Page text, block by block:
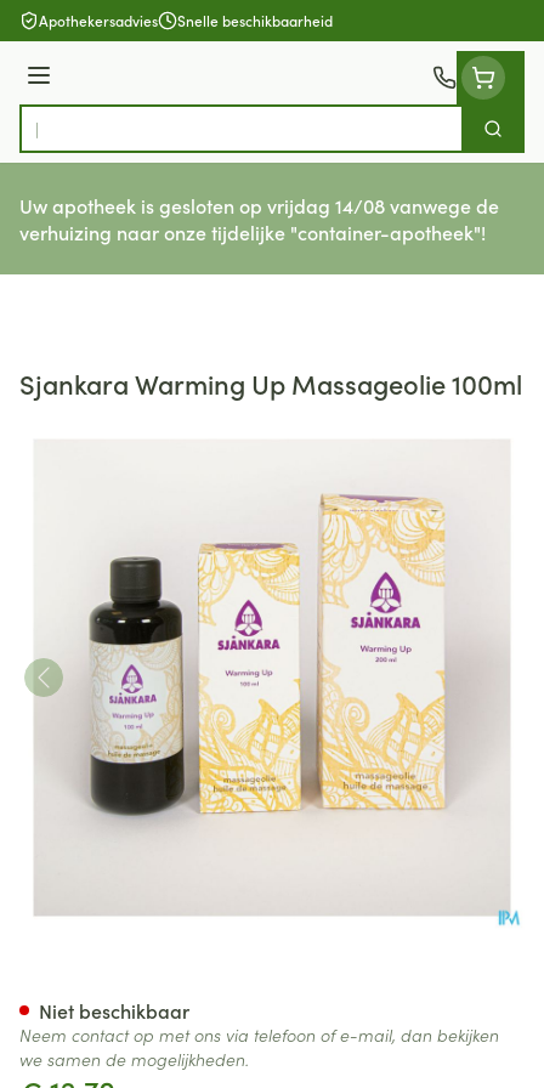
Ga naar de inhoud
Apothekersadvies Snelle beschikbaarheid
Menu
Product, merk, categorie...
Zoek
Uw apotheek is gesloten op vrijdag 14/08 vanwege de
verhuizing naar onze tijdelijke "container-apotheek"!
Sjankara Warming Up Massageolie 100ml
Niet beschikbaar
Neem contact op met ons via telefoon of e-mail, dan bekijken
we samen de mogelijkheden.